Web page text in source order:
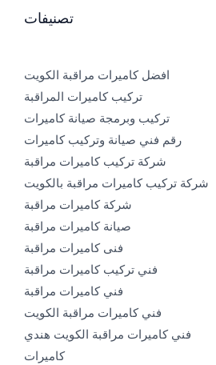
تصنيفات
افضل كاميرات مراقبة الكويت
تركيب كاميرات المراقبة
تركيب وبرمجة صيانة كاميرات
رقم فني صيانة وتركيب كاميرات
شركة تركيب كاميرات مراقبة
شركة تركيب كاميرات مراقبة بالكويت
شركة كاميرات مراقبة
صيانة كاميرات مراقبة
فنى كاميرات مراقبة
فني تركيب كاميرات مراقبة
فني كاميرات مراقبة
فني كاميرات مراقبة الكويت
فني كاميرات مراقبة الكويت هندي
كاميرات